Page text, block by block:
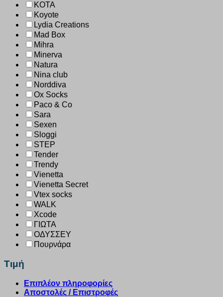
KOTA
Koyote
Lydia Creations
Mad Box
Mihra
Minerva
Natura
Nina club
Norddiva
Ox Socks
Paco & Co
Sara
Sexen
Sloggi
STEP
Tender
Trendy
Vienetta
Vienetta Secret
Vtex socks
WALK
Xcode
ΓΙΩΤΑ
ΟΔΥΣΣΕΥ
Πουρνάρα
Τιμή
Επιπλέον πληροφορίες
Αποστολές / Επιστροφές